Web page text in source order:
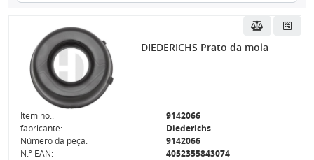
DIEDERICHS Prato da mola
Item no.:
9142066
fabricante:
Diederichs
Número da peça:
9142066
N.º EAN:
4052355843074